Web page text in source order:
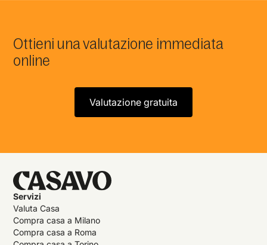
Ottieni una valutazione immediata
online
Valutazione gratuita
Servizi
Valuta Casa
Compra casa a Milano
Compra casa a Roma